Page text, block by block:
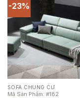
-23%
SOFA CHUNG CƯ
Mã Sản Phẩm: #182